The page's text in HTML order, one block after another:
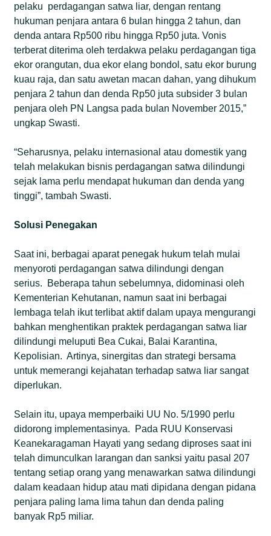
pelaku perdagangan satwa liar, dengan rentang
hukuman penjara antara 6 bulan hingga 2 tahun, dan
denda antara Rp500 ribu hingga Rp50 juta. Vonis
terberat diterima oleh terdakwa pelaku perdagangan tiga
ekor orangutan, dua ekor elang bondol, satu ekor burung
kuau raja, dan satu awetan macan dahan, yang dihukum
penjara 2 tahun dan denda Rp50 juta subsider 3 bulan
penjara oleh PN Langsa pada bulan November 2015,”
ungkap Swasti.
“Seharusnya, pelaku internasional atau domestik yang
telah melakukan bisnis perdagangan satwa dilindungi
sejak lama perlu mendapat hukuman dan denda yang
tinggi”, tambah Swasti.
Solusi Penegakan
Saat ini, berbagai aparat penegak hukum telah mulai
menyoroti perdagangan satwa dilindungi dengan
serius. Beberapa tahun sebelumnya, didominasi oleh
Kementerian Kehutanan, namun saat ini berbagai
lembaga telah ikut terlibat aktif dalam upaya mengurangi
bahkan menghentikan praktek perdagangan satwa liar
dilindungi meluputi Bea Cukai, Balai Karantina,
Kepolisian. Artinya, sinergitas dan strategi bersama
untuk memerangi kejahatan terhadap satwa liar sangat
diperlukan.
Selain itu, upaya memperbaiki UU No. 5/1990 perlu
didorong implementasinya. Pada RUU Konservasi
Keanekaragaman Hayati yang sedang diproses saat ini
telah dimunculkan larangan dan sanksi yaitu pasal 207
tentang setiap orang yang menawarkan satwa dilindungi
dalam keadaan hidup atau mati dipidana dengan pidana
penjara paling lama lima tahun dan denda paling
banyak Rp5 miliar.